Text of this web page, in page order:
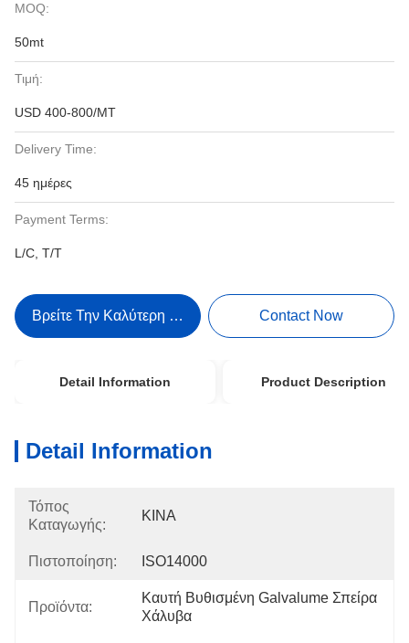
MOQ:
50mt
Τιμή:
USD 400-800/MT
Delivery Time:
45 ημέρες
Payment Terms:
L/C, T/T
Βρείτε Την Καλύτερη Τιμή Contact Now
Detail Information Product Description
Detail Information
Τόπος
Καταγωγής:
ΚΙΝΑ
Πιστοποίηση: ISO14000
Προϊόντα:
Καυτή Βυθισμένη Galvalume Σπείρα
Χάλυβα